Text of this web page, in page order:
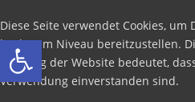
Open toolbar
Diese Seite verwendet Cookies, um
höchstem Niveau bereitzustellen.
Nutzung der Website bedeutet,
Verwendung einverstanden sind.